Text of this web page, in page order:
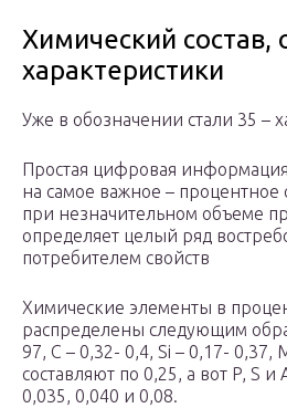
Химический состав,
характеристики
Уже в обозначении стали 35 –
Простая цифровая
на самое важное – процентное
при незначительном объеме
определяет целый ряд
потребителем свойств
Химические элементы в
распределены следующим
97, C – 0,32- 0,4, Si – 0,17- 0,37,
составляют по 0,25, а вот P, S и
0,035, 0,040 и 0,08.